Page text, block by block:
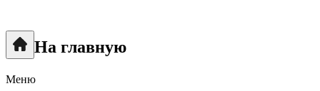
На главную
Меню